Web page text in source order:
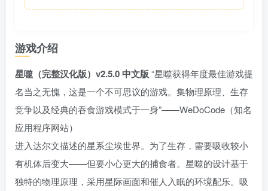
游戏介绍
星噬（完整汉化版）v2.5.0 中文版“星噬获得年度最佳游戏提
名当之无愧，这是一个不可思议的游戏。集物理原理、生存
竞争以及经典的吞食游戏模式于一身”——WeDoCode（知名
应用程序网站）
进入达尔文描述的星系尘埃世界。为了生存，需要吸收较小
有机体后变大——但要小心更大的捕食者。星噬的设计基于
独特的物理原理，采用星际画面和催人入眠的环境配乐。吸